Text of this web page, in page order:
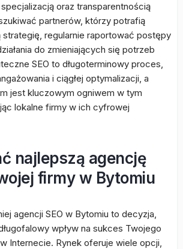
oraz transparentnością
partnerów, którzy potrafią
regularnie raportować postępy
do zmieniających się potrzeb
SEO to długoterminowy proces,
i ciągłej optymalizacji, a
jest kluczowym ogniwem w tym
lokalne firmy w ich cyfrowej
najlepszą agencję
firmy w Bytomiu
agencji SEO w Bytomiu to decyzja,
wpływ na sukces Twojego
Internecie. Rynek oferuje wiele opcji,